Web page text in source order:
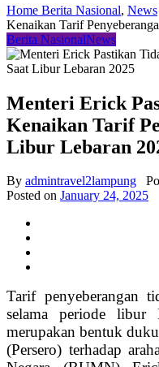
Home Berita Nasional, News
Kenaikan Tarif
Berita NasionalNews
Menteri Erick
Kenaikan Tarif
Libur Lebaran
By admintravel2lampung
Posted on January 24, 2025
Tarif penyeberangan
selama periode libur
merupakan bentuk
(Persero) terhadap